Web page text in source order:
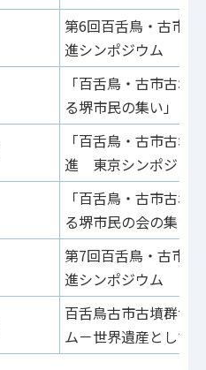
第6回百舌鳥・古市
進シンポジウム
「百舌鳥・古市古墳
る堺市民の集い」
「百舌鳥・古市古墳
進 東京シンポジ
「百舌鳥・古市古墳
る堺市民の会の集い」
第7回百舌鳥・古市
進シンポジウム
百舌鳥古市古墳群世
ム－世界遺産として